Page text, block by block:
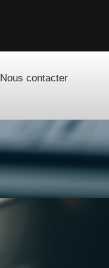
Nous contacter